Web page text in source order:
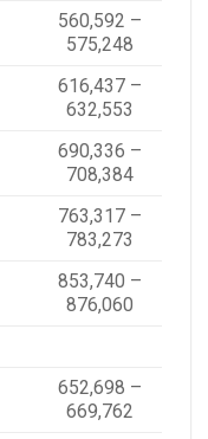
560,592 –
575,248
616,437 –
632,553
690,336 –
708,384
763,317 –
783,273
853,740 –
876,060
652,698 –
669,762